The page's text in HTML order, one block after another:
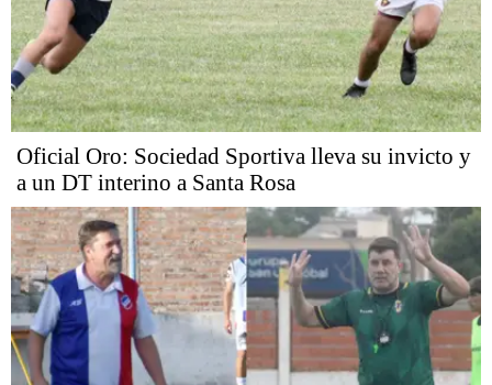
Oficial Oro: Sociedad Sportiva lleva su invicto y
a un DT interino a Santa Rosa